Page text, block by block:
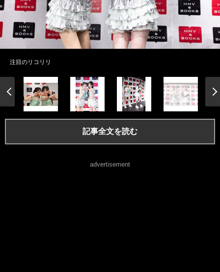
注目のリコリリ
記事全文を読む
advertisement